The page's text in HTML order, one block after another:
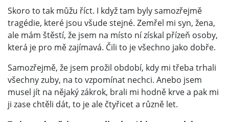
Skoro to tak můžu říct. I když tam byly samozřejmě
tragédie, které jsou všude stejné. Zemřel mi syn, žena,
ale mám štěstí, že jsem na místo ní získal přízeň osoby,
která je pro mě zajímavá. Čili to je všechno jako dobře.
Samozřejmě, že jsem prožil období, kdy mi třeba trhali
všechny zuby, na to vzpomínat nechci. Anebo jsem
musel jít na nějaký zákrok, brali mi hodně krve a pak mi
ji zase chtěli dát, to je ale čtyřicet a různě let.